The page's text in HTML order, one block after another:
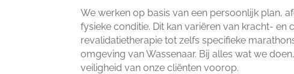
We werken op basis van een persoonlijk plan,
fysieke conditie.​ Dit kan variëren van kracht- en
revalidatietherapie tot zelfs specifieke
omgeving van Wassenaar.​ Bij alles wat we
veiligheid van onze cliënten voorop.​